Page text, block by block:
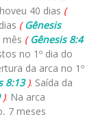
40 dias (
(Gênesis
mês (Gênesis 8:4
no 1º dia do
da arca no 1º
8:13). Saída da
). Na arca
7 meses